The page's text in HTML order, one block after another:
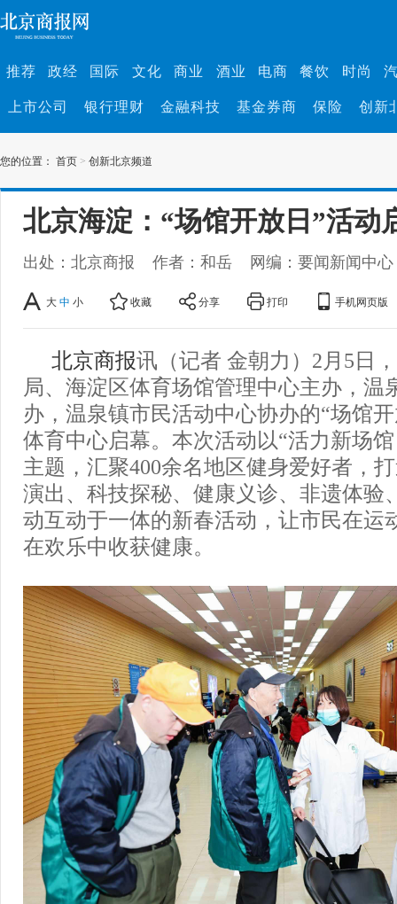
推荐 政经 国际 文化 商业 酒业 电商 餐饮 时尚
上市公司 银行理财 金融科技 基金券商 保险 创新
您的位置： 首页 > 创新北京频道
北京海淀：“场馆开放日”活动
出处：北京商报 作者：和岳 网编：要闻新闻中心
大 中 小 收藏 分享 打印 手机网页版
北京商报讯（记者 金朝力）2月5日
局、海淀区体育场馆管理中心主办，温
办，温泉镇市民活动中心协办的“场馆
体育中心启幕。本次活动以“活力新场
主题，汇聚400余名地区健身爱好者，
演出、科技探秘、健康义诊、非遗体验
动互动于一体的新春活动，让市民在运
在欢乐中收获健康。